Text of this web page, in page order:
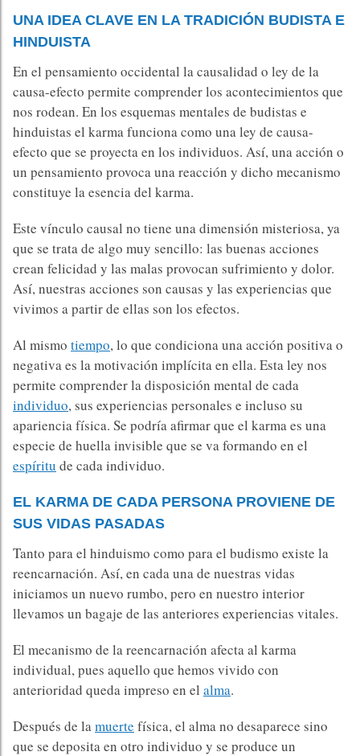
UNA IDEA CLAVE EN LA TRADICIÓN BUDISTA E
HINDUISTA
En el pensamiento occidental la causalidad o ley de la
causa-efecto permite comprender los acontecimientos que
nos rodean. En los esquemas mentales de budistas e
hinduistas el karma funciona como una ley de causa-
efecto que se proyecta en los individuos. Así, una acción o
un pensamiento provoca una reacción y dicho mecanismo
constituye la esencia del karma.
Este vínculo causal no tiene una dimensión misteriosa, ya
que se trata de algo muy sencillo: las buenas acciones
crean felicidad y las malas provocan sufrimiento y dolor.
Así, nuestras acciones son causas y las experiencias que
vivimos a partir de ellas son los efectos.
Al mismo tiempo, lo que condiciona una acción positiva o
negativa es la motivación implícita en ella. Esta ley nos
permite comprender la disposición mental de cada
individuo, sus experiencias personales e incluso su
apariencia física. Se podría afirmar que el karma es una
especie de huella invisible que se va formando en el
espíritu de cada individuo.
EL KARMA DE CADA PERSONA PROVIENE DE
SUS VIDAS PASADAS
Tanto para el hinduismo como para el budismo existe la
reencarnación. Así, en cada una de nuestras vidas
iniciamos un nuevo rumbo, pero en nuestro interior
llevamos un bagaje de las anteriores experiencias vitales.
El mecanismo de la reencarnación afecta al karma
individual, pues aquello que hemos vivido con
anterioridad queda impreso en el alma.
Después de lamuerte física, el alma no desaparece sino
que se deposita en otro individuo y se produce un